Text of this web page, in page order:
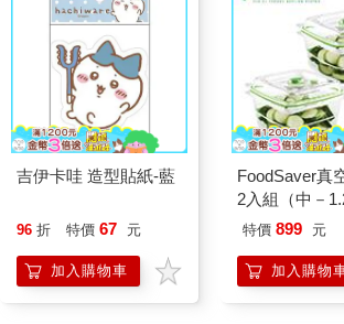
吉伊卡哇 造型貼紙-藍
96 折 特價 67 元
加入購物車
FoodSaver真
2入組（中－
特價 899 元
加入購物